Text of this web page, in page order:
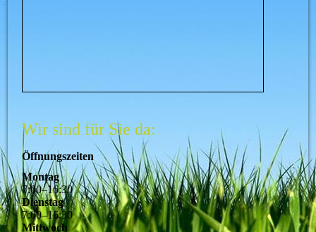
Wir sind für Sie da:
Öffnungszeiten
Montag
7:00–16:30
Dienstag
7:00–16:30
Mittwoch